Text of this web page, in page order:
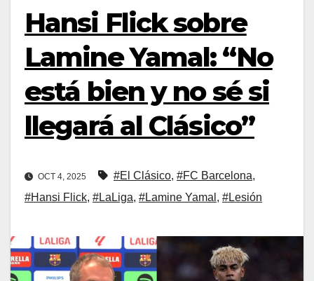
Hansi Flick sobre
Lamine Yamal: “No
está bien y no sé si
llegará al Clásico”
OCT 4, 2025 #El Clásico, #FC Barcelona,
#Hansi Flick, #LaLiga, #Lamine Yamal , #Lesión